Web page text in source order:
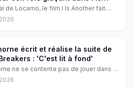
de Locarno, le film I Is Another fait
avec Claes Bang et Valerie Pachner.
qui incarne Heinrich Himmler, se
écrit et réalise la suite de
: 'C'est lit à fond'
ne se contente pas de jouer dans la
Breakers : elle signe aussi le
la réalisation. L'actrice promet un film